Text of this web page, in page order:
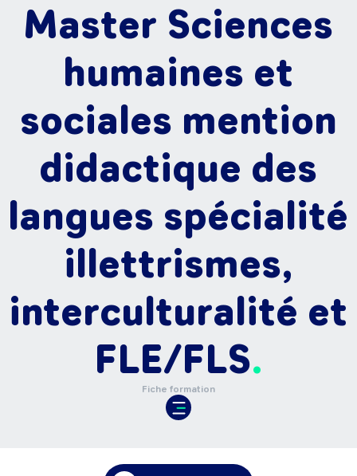
Master Sciences
humaines et
sociales mention
didactique des
langues spécialité
illettrismes,
interculturalité et
FLE/FLS
Fiche formation